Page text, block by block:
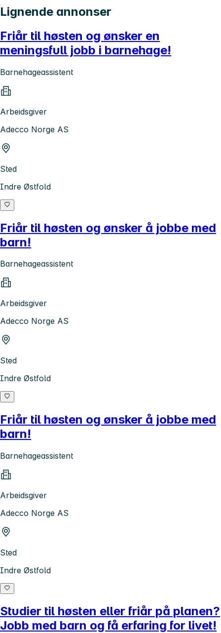
Lignende annonser
Friår til høsten og ønsker en
meningsfull jobb i barnehage!
Barnehageassistent
Arbeidsgiver
Adecco Norge AS
Sted
Indre Østfold
Friår til høsten og ønsker å jobbe med
barn!
Barnehageassistent
Arbeidsgiver
Adecco Norge AS
Sted
Indre Østfold
Friår til høsten og ønsker å jobbe med
barn!
Barnehageassistent
Arbeidsgiver
Adecco Norge AS
Sted
Indre Østfold
Studier til høsten eller friår på planen?
Jobb med barn og få erfaring for livet!